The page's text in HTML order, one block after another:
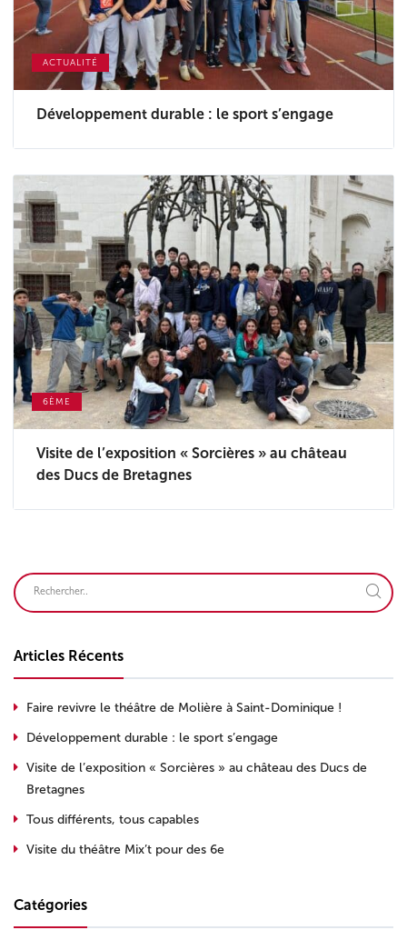
ACTUALITÉ
Développement durable : le sport s’engage
6ÈME
Visite de l’exposition « Sorcières » au château
des Ducs de Bretagnes
Articles Récents
Faire revivre le théâtre de Molière à Saint-Dominique !
Développement durable : le sport s’engage
Visite de l’exposition « Sorcières » au château des Ducs de
Bretagnes
Tous différents, tous capables
Visite du théâtre Mix’t pour des 6e
Catégories